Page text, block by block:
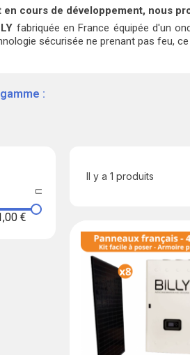
en cours de développement, nous
fabriquée en France équipée d'un
sécurisée ne prenant pas feu,
:
€
Il y a 1 produits